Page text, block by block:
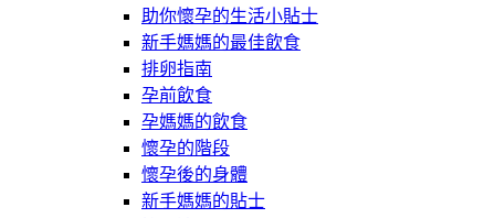
助你懷孕的生活小貼士
新手媽媽的最佳飲食
排卵指南
孕前飲食
孕媽媽的飲食
懷孕的階段
懷孕後的身體
新手媽媽的貼士